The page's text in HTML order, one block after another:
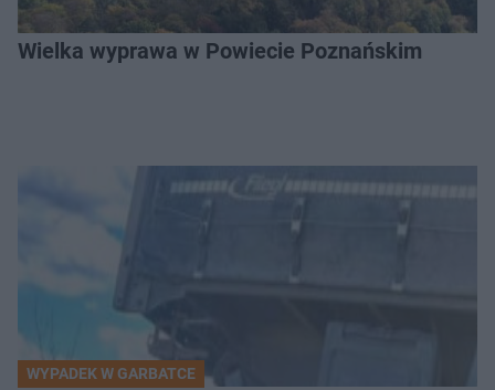
Wielka wyprawa w Powiecie Poznańskim
WYPADEK W GARBATCE